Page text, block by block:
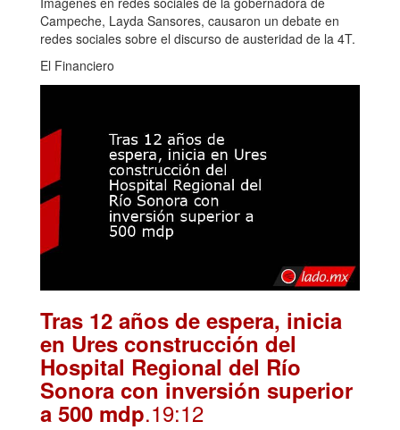
Campeche, Layda Sansores, causaron un debate en
redes sociales sobre el discurso de austeridad de la 4T.
El Financiero
Tras 12 años de espera, inicia
en Ures construcción del
Hospital Regional del Río
Sonora con inversión superior
a 500 mdp.19:12